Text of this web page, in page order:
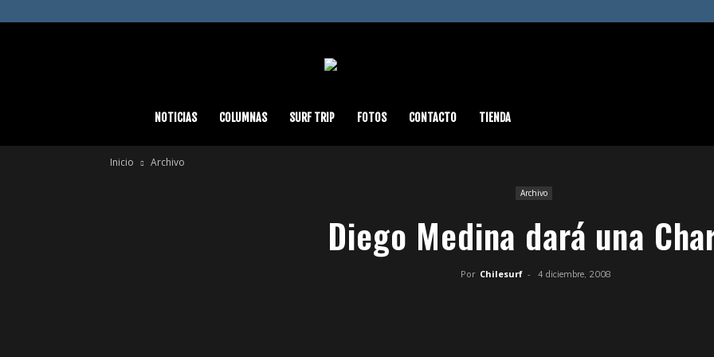
Chilesurf
NOTICIAS COLUMNAS SURF TRIP FOTOS CONTACTO TIENDA
Inicio Archivo
Archivo
Diego Medina dará una
Por Chilesurf - 4 diciembre, 2008